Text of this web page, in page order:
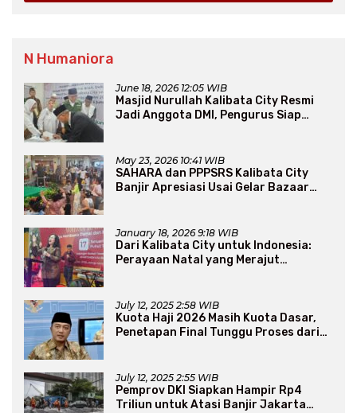
N Humaniora
June 18, 2026 12:05 WIB
Masjid Nurullah Kalibata City Resmi
Jadi Anggota DMI, Pengurus Siap
May 23, 2026 10:41 WIB
SAHARA dan PPPSRS Kalibata City
Banjir Apresiasi Usai Gelar Bazaar
January 18, 2026 9:18 WIB
Dari Kalibata City untuk Indonesia:
Perayaan Natal yang Merajut
July 12, 2025 2:58 WIB
Kuota Haji 2026 Masih Kuota Dasar,
Penetapan Final Tunggu Proses dari
July 12, 2025 2:55 WIB
Pemprov DKI Siapkan Hampir Rp4
Triliun untuk Atasi Banjir Jakarta